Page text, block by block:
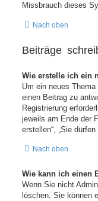
Missbrauch dieses
Nach oben
Beiträge
Wie erstelle ich ein
Um ein neues
einen Beitrag zu
Registrierung
jeweils am Ende der
erstellen“, „Sie
Nach oben
Wie kann ich einen
Wenn Sie nicht
löschen. Sie können